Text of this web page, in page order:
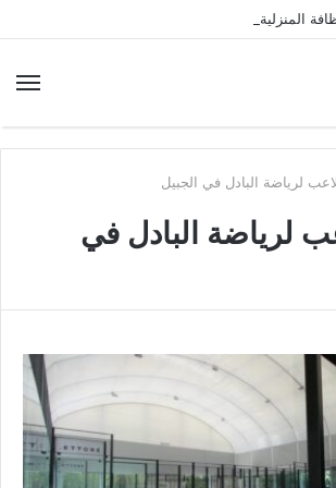
المنزلية
لرياضة البادل في الجبيل
لرياضة البادل في